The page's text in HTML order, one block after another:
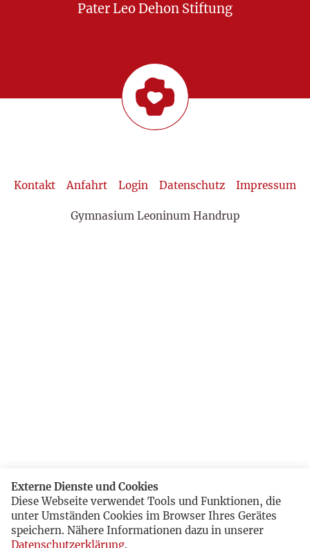
Pater Leo Dehon Stiftung
Kontakt Anfahrt Login Datenschutz Impressum
Gymnasium Leoninum Handrup
Externe Dienste und Cookies
Diese Webseite verwendet Tools und Funktionen, die
unter Umständen Cookies im Browser Ihres Gerätes
speichern. Nähere Informationen dazu in unserer
Datenschutzerklärung.